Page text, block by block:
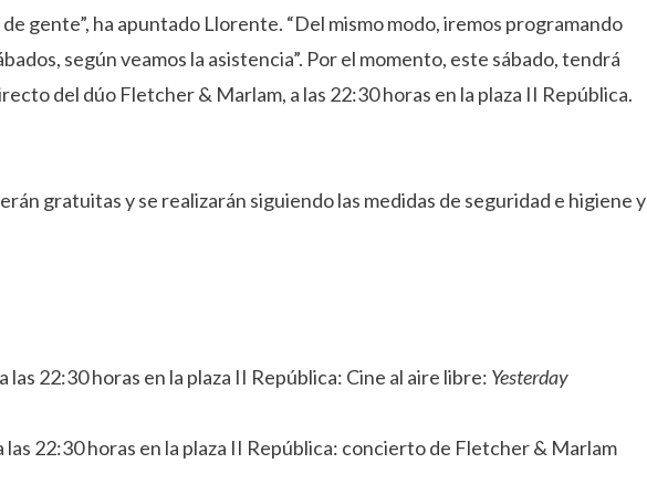
gente”, ha apuntado Llorente. “Del mismo modo, iremos programando
según veamos la asistencia”. Por el momento, este sábado, tendrá
del dúo Fletcher & Marlam, a las 22:30 horas en la plaza II República.
gratuitas y se realizarán siguiendo las medidas de seguridad e higiene y
las 22:30 horas en la plaza II República: Cine al aire libre: Yesterday
las 22:30 horas en la plaza II República: concierto de Fletcher & Marlam